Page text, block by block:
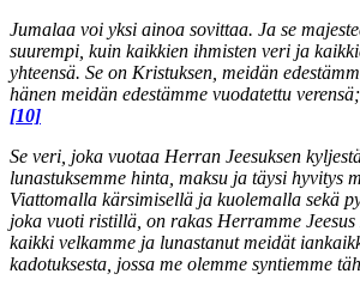
Jumalaa voi yksi ainoa sovittaa. Ja se
suurempi, kuin kaikkien ihmisten veri ja
yhteensä. Se on Kristuksen, meidän
hänen meidän edestämme vuodatettu
[10]
Se veri, joka vuotaa Herran Jeesuksen
lunastuksemme hinta, maksu ja täysi hyvitys
Viattomalla kärsimisellä ja kuolemalla sekä
joka vuoti ristillä, on rakas Herramme
kaikki velkamme ja lunastanut meidät
kadotuksesta, jossa me olemme syntiemme